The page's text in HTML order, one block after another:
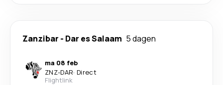
Zanzibar - Dar es Salaam 5 dagen
ma 08 feb
ZNZ-DAR· Direct
Flightlink